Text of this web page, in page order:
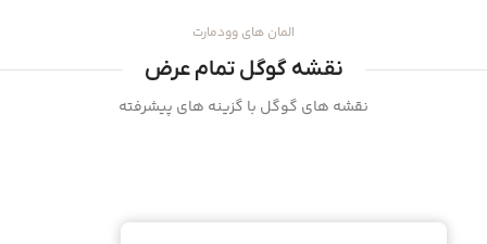
المان های وودمارت
نقشه گوگل تمام عرض
نقشه های گوگل با گزینه های پیشرفته